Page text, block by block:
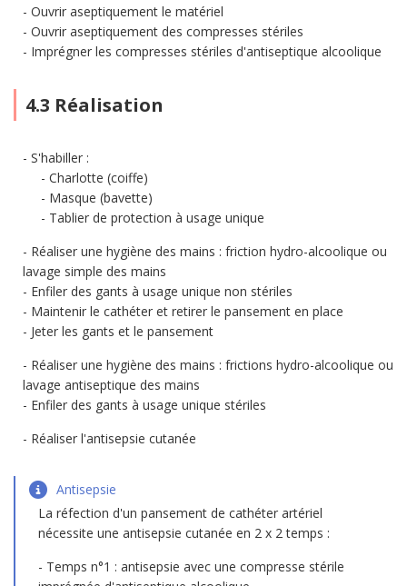
Ouvrir aseptiquement le matériel
Ouvrir aseptiquement des compresses stériles
Imprégner les compresses stériles d'antiseptique alcoolique
4.3 Réalisation
S'habiller :
Charlotte (coiffe)
Masque (bavette)
Tablier de protection à usage unique
Réaliser une hygiène des mains : friction hydro-alcoolique ou
lavage simple des mains
Enfiler des gants à usage unique non stériles
Maintenir le cathéter et retirer le pansement en place
Jeter les gants et le pansement
Réaliser une hygiène des mains : frictions hydro-alcoolique ou
lavage antiseptique des mains
Enfiler des gants à usage unique stériles
Réaliser l'antisepsie cutanée
Antisepsie
La réfection d'un pansement de cathéter artériel
nécessite une antisepsie cutanée en 2 x 2 temps :
Temps n°1 : antisepsie avec une compresse stérile